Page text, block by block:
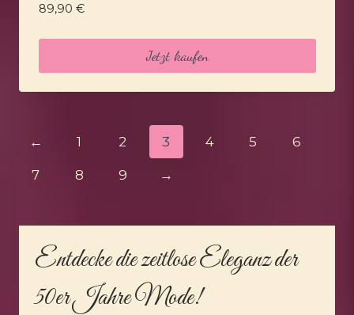
89,90 €
Jetzt kaufen
← 1 2 3 4 5 6
7 8 9 →
Entdecke die zeitlose Eleganz der
50er Jahre Mode!